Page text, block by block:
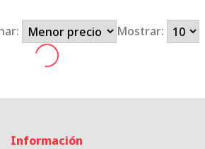
Mostrar:
Información